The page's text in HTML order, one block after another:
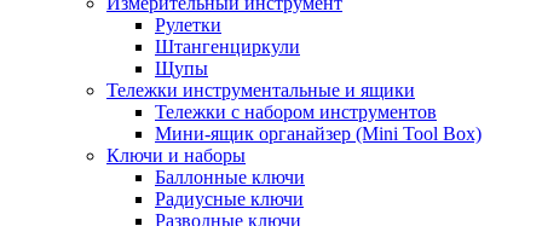
Рулетки
Штангенциркули
Щупы
Тележки инструментальные и ящики
Тележки с набором инструментов
Мини-ящик органайзер (Mini Tool Box)
Ключи и наборы
Баллонные ключи
Радиусные ключи
Разводные ключи